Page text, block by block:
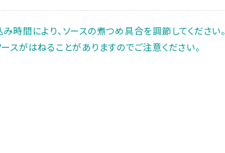
時間により、ソースの煮つめ具合を調節してください。
スがはねることがありますのでご注意ください。